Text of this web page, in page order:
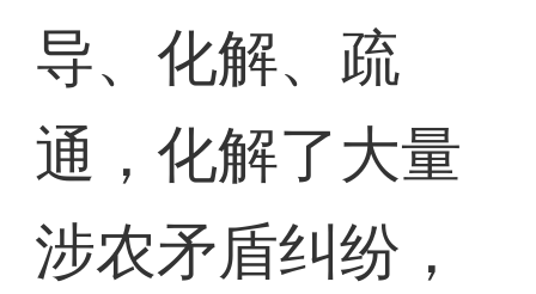
导、化解、疏
通，化解了大量
涉农矛盾纠纷，